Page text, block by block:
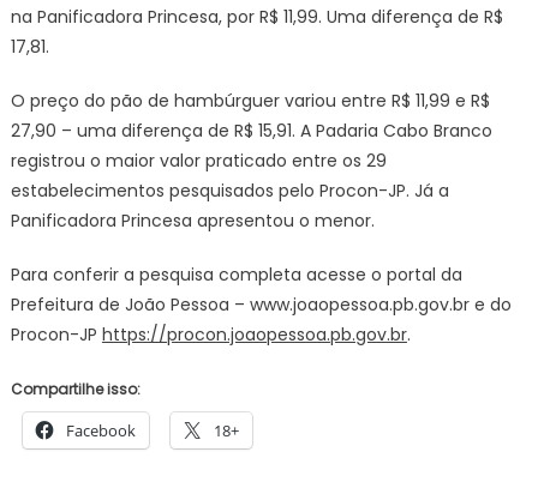
na Panificadora Princesa, por R$ 11,99. Uma diferença de R$
17,81.
O preço do pão de hambúrguer variou entre R$ 11,99 e R$
27,90 – uma diferença de R$ 15,91. A Padaria Cabo Branco
registrou o maior valor praticado entre os 29
estabelecimentos pesquisados pelo Procon-JP. Já a
Panificadora Princesa apresentou o menor.
Para conferir a pesquisa completa acesse o portal da
Prefeitura de João Pessoa – www.joaopessoa.pb.gov.br e do
Procon-JP https://procon.joaopessoa.pb.gov.br.
Compartilhe isso:
Facebook 18+